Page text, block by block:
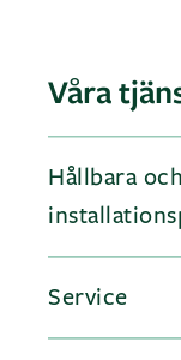
Våra
Hållbara
Service